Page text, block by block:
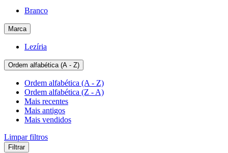
Branco
Marca
Lezíria
Ordem alfabética (A - Z)
Ordem alfabética (A - Z)
Ordem alfabética (Z - A)
Mais recentes
Mais antigos
Mais vendidos
Limpar filtros
Filtrar